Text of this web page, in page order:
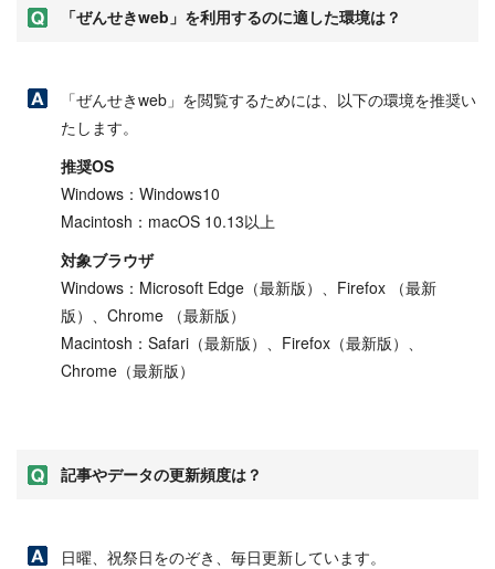
「ぜんせきweb」を利用するのに適した環境は？
「ぜんせきweb」を閲覧するためには、以下の環境を推奨い
たします。
推奨OS
Windows：Windows10
Macintosh：macOS 10.13以上
対象ブラウザ
Windows：Microsoft Edge（最新版）、Firefox （最新
版）、Chrome （最新版）
Macintosh：Safari（最新版）、Firefox（最新版）、
Chrome（最新版）
記事やデータの更新頻度は？
日曜、祝祭日をのぞき、毎日更新しています。